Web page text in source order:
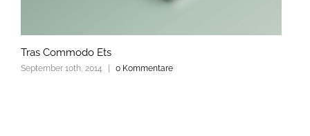
Tras Commodo Ets
September 10th, 2014 | 0 Kommentare